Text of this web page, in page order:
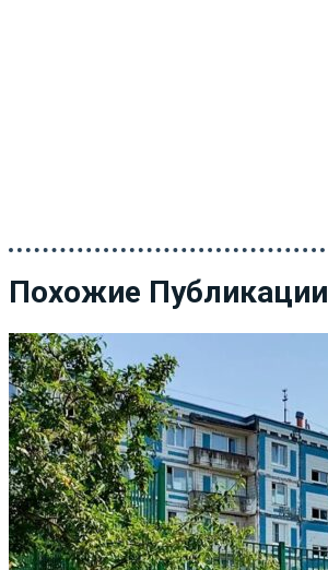
Похожие Публикации